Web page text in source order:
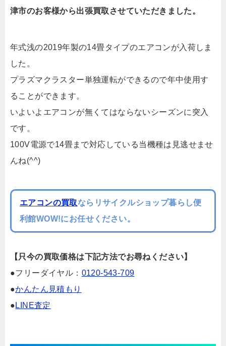
津市のお客様から出張買取させていただきました。
年式浅の2019年製の14畳タイプのエアコンが入荷しま
した。
プラズマクラスター単独運転ができるので年中使用す
ることができます。
いよいよエアコンが無くてはならないシーズンに突入
です。
100V電源で14畳まで対応している当機種は見逃せませ
んね(^^)
エアコンの買取ならリサイクルショップ暮らし便
利館WOW!にお任せください。
【只今の買取価格は下記方法でお尋ねください】
●フリーダイヤル： 0120-543-709
●かんたん見積もり
● LINE査定